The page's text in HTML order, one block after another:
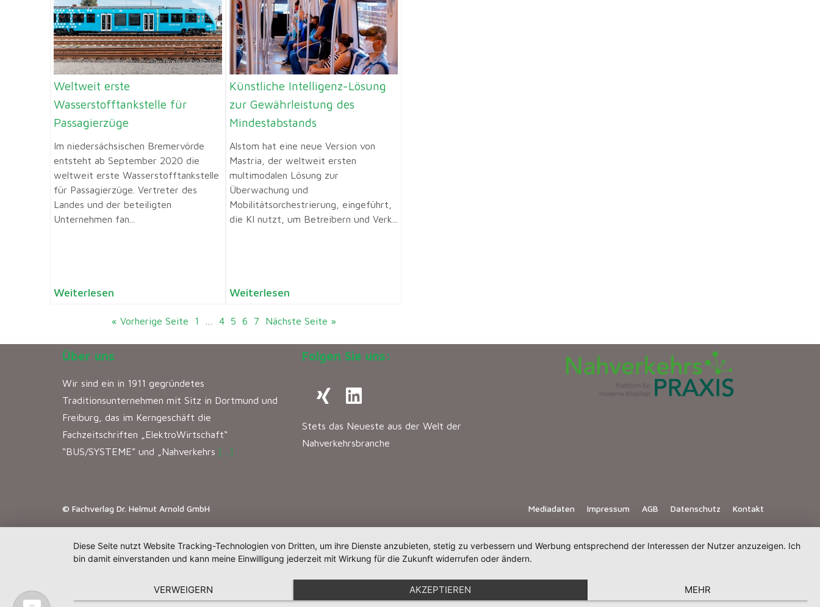
Weltweit erste
Wasserstofftankstelle für
Passagierzüge
Im niedersächsischen Bremervörde
entsteht ab September 2020 die
weltweit erste Wasserstofftankstelle
für Passagierzüge. Vertreter des
Landes und der beteiligten
Unternehmen fan...
Weiterlesen
Künstliche Intelligenz-Lösung
zur Gewährleistung des
Mindestabstands
Alstom hat eine neue Version von
Mastria, der weltweit ersten
multimodalen Lösung zur
Überwachung und
Mobilitätsorchestrierung, eingeführt,
die KI nutzt, um Betreibern und Verk...
Weiterlesen
« Vorherige Seite 1 4 5 6 7 Nächste Seite »
Über uns
Wir sind ein in 1911 gegründetes
Traditionsunternehmen mit Sitz in Dortmund und
Freiburg, das im Kerngeschäft die
Fachzeitschriften „ElektroWirtschaft“
“BUS/SYSTEME” und „Nahverkehrs […]
Folgen Sie uns:
Stets das Neueste aus der Welt der
Nahverkehrsbranche
© Fachverlag Dr. Helmut Arnold GmbH Mediadaten Impressum AGB Datenschutz Kontakt
Diese Seite nutzt Website Tracking-Technologien von Dritten, um ihre Dienste anzubieten, stetig zu verbessern und Werbung entsprechend der Interessen der Nutzer anzuzeigen. Ich
bin damit einverstanden und kann meine Einwilligung jederzeit mit Wirkung für die Zukunft widerrufen oder ändern.
VERWEIGERN AKZEPTIEREN MEHR